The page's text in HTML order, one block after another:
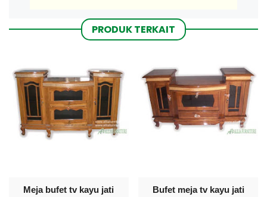
PRODUK TERKAIT
Meja bufet tv kayu jati
Bufet meja tv kayu jati